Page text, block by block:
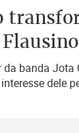
banda Jota
dele